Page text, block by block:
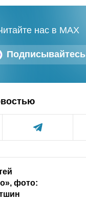
Подписывайтесь
нас в MAX
фото: